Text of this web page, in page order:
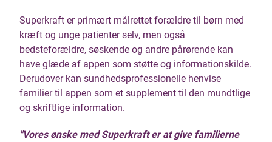
Superkraft er primært målrettet forældre til børn med
kræft og unge patienter selv, men også
bedsteforældre, søskende og andre pårørende kan
have glæde af appen som støtte og informationskilde.
Derudover kan sundhedsprofessionelle henvise
familier til appen som et supplement til den mundtlige
og skriftlige information.
"Vores ønske med Superkraft er at give familierne